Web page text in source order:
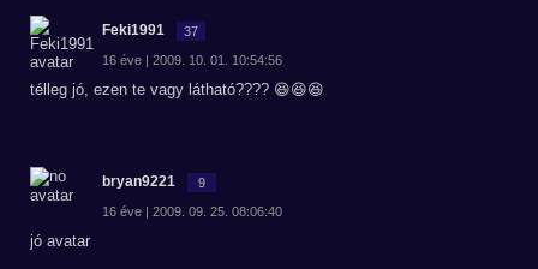
Feki1991 37
16 éve | 2009. 10. 01. 10:54:56
télleg jó, ezen te vagy látható???? 😆😆😆
bryan9221 9
16 éve | 2009. 09. 25. 08:06:40
jó avatar